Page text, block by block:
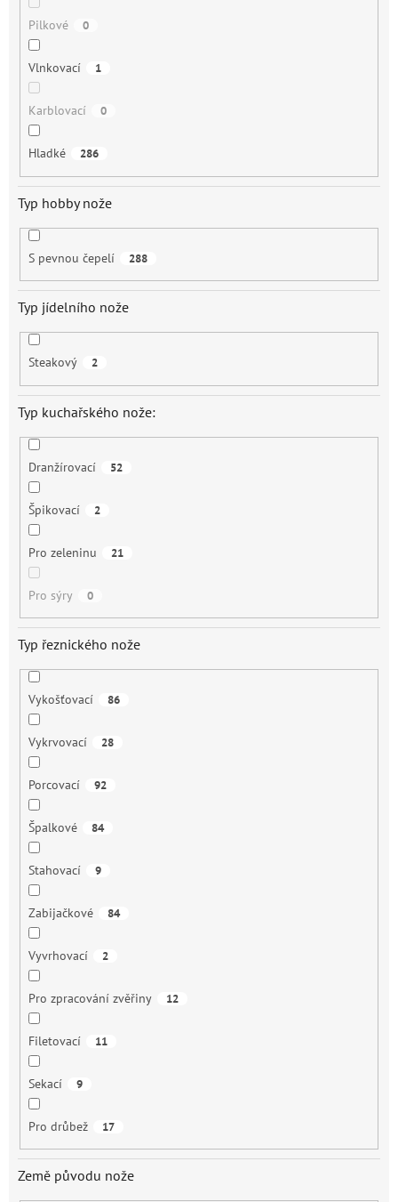
Pilkové 0
Vlnkovací 1
Karblovací 0
Hladké 286
Typ hobby nože
S pevnou čepelí 288
Typ jídelního nože
Steakový 2
Typ kuchařského nože:
Dranžírovací 52
Špikovací 2
Pro zeleninu 21
Pro sýry 0
Typ řeznického nože
Vykošťovací 86
Vykrvovací 28
Porcovací 92
Špalkové 84
Stahovací 9
Zabijačkové 84
Vyvrhovací 2
Pro zpracování zvěřiny 12
Filetovací 11
Sekací 9
Pro drůbež 17
Země původu nože